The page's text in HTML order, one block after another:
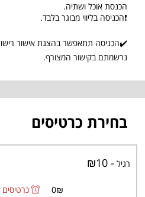
הכנסת אוכל ושתיה.
❗הכניסה בליווי מבוגר בלבד.
✔️הכניסה תתאפשר בהצגת אישור
נרשמתם בקישור המצורף.
בחירת כרטיסים
רגיל - ₪10
₪
0 כרטיסים